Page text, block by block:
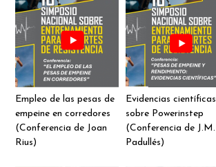
Empleo de las pesas de
empeine en corredores
(Conferencia de Joan
Rius)
Evidencias científicas
sobre Powerinstep
(Conferencia de J.M.
Padullés)